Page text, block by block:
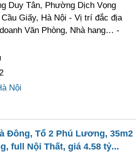
Duy Tân, Phường Dịch Vọng
Cầu Giấy, Hà Nội - Vị trí đắc địa
Văn Phòng, Nhà hang… -
Nội
Đông, Tổ 2 Phú Lương, 35m2
full Nội Thất, giá 4.58 tỷ...